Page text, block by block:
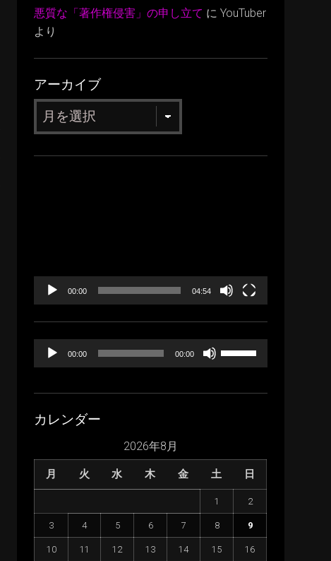
悪質な「著作権侵害」の申し立て にYouTuber
より
アーカイブ
ー
ヤ
00:00 04:54
声
ー
ー
00:00 00:00
リ
節
に
上
矢
カレンダー
2026年8月
月 火 水 木 金 土 日
1 2
3 4 5 6 7 8 9
10 11 12 13 14 15 16